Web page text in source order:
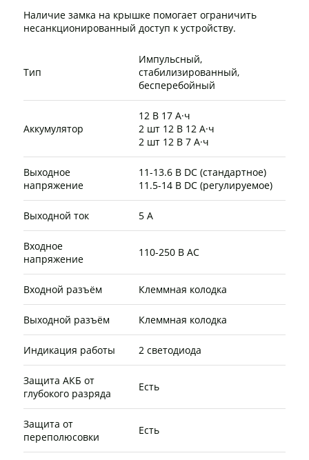
Наличие замка на крышке помогает ограничить
несанкционированный доступ к устройству.
Тип
Импульсный,
стабилизированный,
бесперебойный
Аккумулятор
12 В 17 А·ч
2 шт 12 В 12 А·ч
2 шт 12 В 7 А·ч
Выходное
напряжение
11-13.6 В DC (стандартное)
11.5-14 В DC (регулируемое)
Выходной ток 5 А
Входное
напряжение
110-250 В AC
Входной разъём Клеммная колодка
Выходной разъём Клеммная колодка
Индикация работы 2 светодиода
Защита АКБ от
глубокого разряда
Есть
Защита от
переполюсовки
Есть